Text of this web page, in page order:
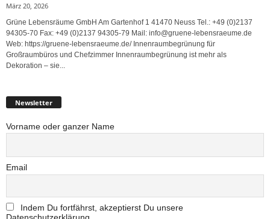
März 20, 2026
Grüne Lebensräume GmbH Am Gartenhof 1 41470 Neuss Tel.: +49 (0)2137
94305-70 Fax: +49 (0)2137 94305-79 Mail: info@gruene-lebensraeume.de
Web: https://gruene-lebensraeume.de/ Innenraumbegrünung für
Großraumbüros und Chefzimmer Innenraumbegrünung ist mehr als
Dekoration – sie...
Newsletter
Vorname oder ganzer Name
Email
Indem Du fortfährst, akzeptierst Du unsere